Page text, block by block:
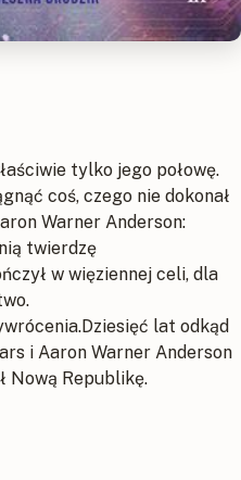
tylko jego połowę.
coś, czego nie dokonał
Warner Anderson:
twierdzę
w więziennej celi, dla
lat odkąd
i Aaron Warner Anderson
Nową Republikę.